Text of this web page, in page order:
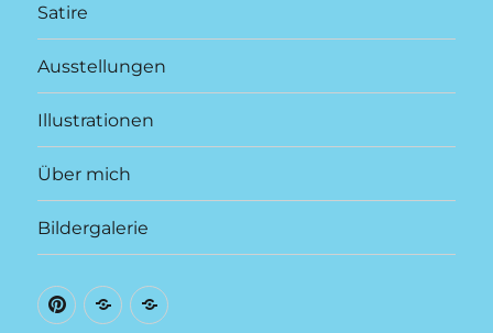
Satire
Ausstellungen
Illustrationen
Über mich
Bildergalerie
auf
auf
Galerie